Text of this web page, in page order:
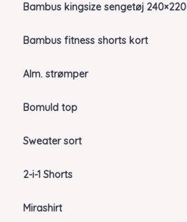
Bambus kingsize sengetøj 240×220
Bambus fitness shorts kort
Alm. strømper
Bomuld top
Sweater sort
2-i-1 Shorts
Mirashirt